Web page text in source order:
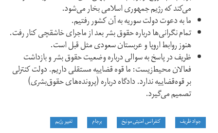
می‌کند که رژیم جمهوری اسلامی بخار می‌شود.
ما به دعوت دولت سوریه به آن کشور رفتیم.
تمام نگرانی‌ها درباره حقوق بشر بعد از ماجرای خاشقچی کنار رفت.
هنوز روابط اروپا و عربستان سعودی مثل قبل است.
ظریف در پاسخ به سوالی درباره وضعیت حقوق بشر و بازداشت
فعالان محیط‌زیست: ما قوه قضاییه مستقلی داریم. دولت کنترلی
بر قوه‌قضاییه ندارد. دادگاه درباره (‌پرونده‌های حقوق‌بشری)
تصمیم می‌گیرد.
جواد ظریف کنفرانس امنیتی مونیخ برجام تغییر رژیم